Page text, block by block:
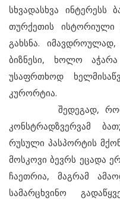
სხვადასხვა ინტერესს
თურქეთის ისტორიული
გახსნა.
ბიზნესი, ხოლო
უსაფრთხოდ
კურორტია.
შედეგად,
კონსტრადზვერვამ
რუსული პასპორტის
მოსკოვი ბევრს ეცადა
ჩაეთრია, მაგრამ
სამარცხვინო